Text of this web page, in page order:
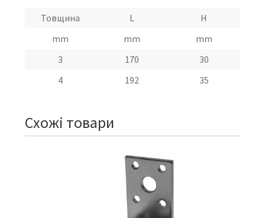
Товщина L
H
mm
mm
mm
3
170
30
4
192 35
Схожі товари